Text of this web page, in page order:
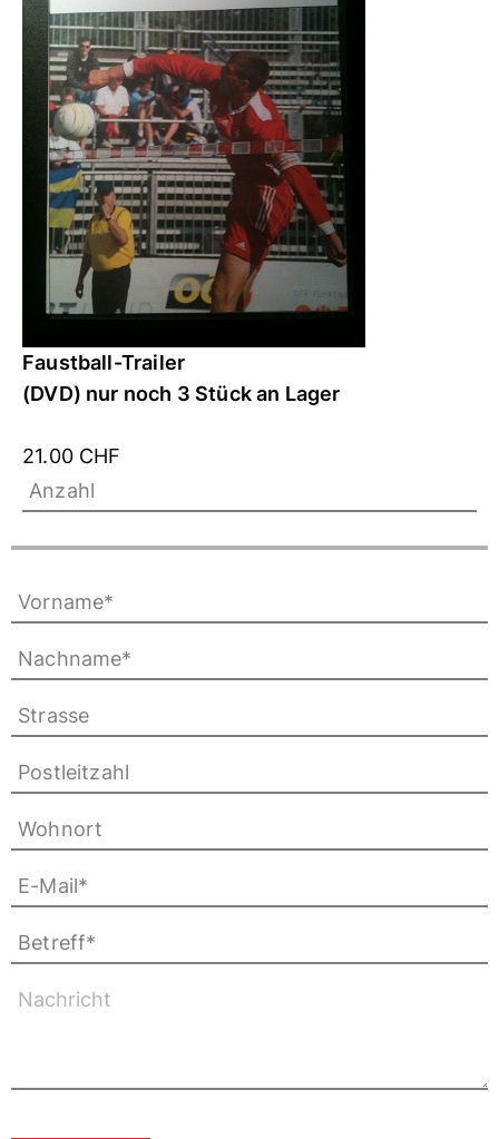
Faustball-Trailer
(DVD) nur noch 3 Stück an Lager
21.00 CHF
Anzahl
Vorname*
Nachname*
Strasse
Postleitzahl
Wohnort
E-Mail*
Betreff*